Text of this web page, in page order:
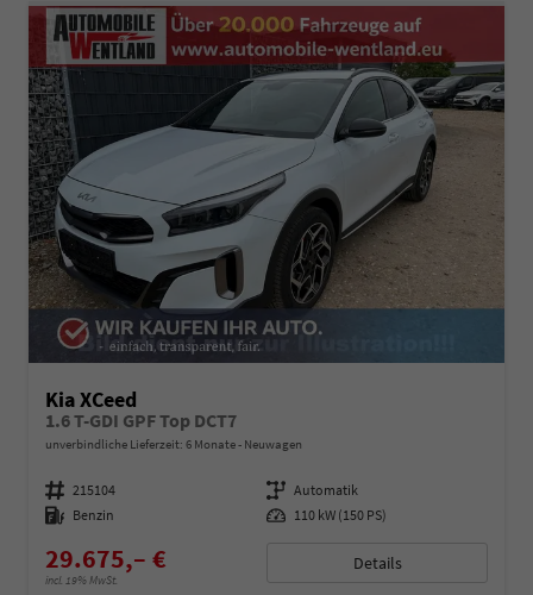
Kia XCeed
1.6 T-GDI GPF Top DCT7
unverbindliche Lieferzeit: 6 Monate Neuwagen
Fahrzeugnummer 215104 Getriebe Automatik
Kraftstoff Benzin Leistung 110 kW (150 PS)
29.675,– €
incl. 19% MwSt.
Details